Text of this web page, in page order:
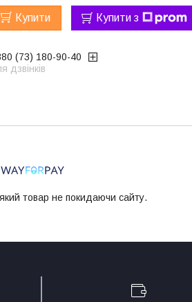
Купити Купити з
(73) 180-90-40
дзвінків
товар не покидаючи сайту.